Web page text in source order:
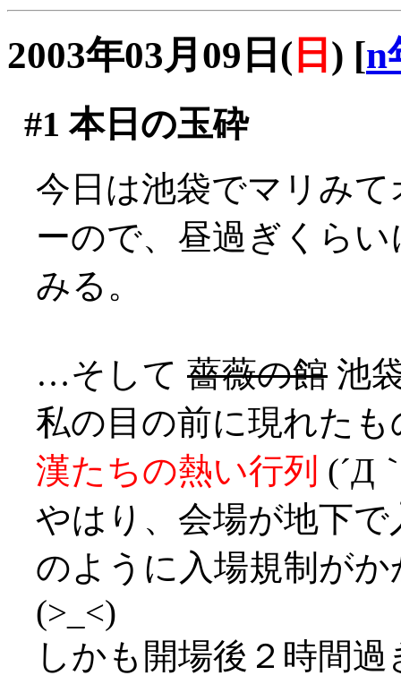
2003年03月09日( 日 ) [n
#1 本日の玉砕
今日は池袋でマリみ
ーので、昼過ぎくら
みる。
…そして 薔薇の館 池
私の目の前に現れた
漢たちの熱い行列 (´Д
やはり、会場が地下
のように入場規制が
(>_<)
しかも開場後２時間